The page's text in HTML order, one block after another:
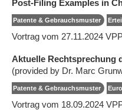
Post-Filing Examples in
Patente & Gebrauchsmuster
Vortrag vom 27.11.2024
Aktuelle Rechtsprechung
(provided by Dr. Marc
Patente & Gebrauchsmuster
Vortrag vom 18.09.2024